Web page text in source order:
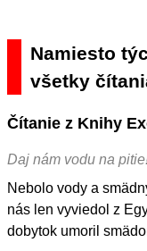
Namiesto
všetky
Čítanie z Knihy
Daj nám vodu na
Nebolo vody a
nás len vyviedol z
dobytok umoril